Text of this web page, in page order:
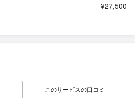
¥27,500
このサービスの口コミ